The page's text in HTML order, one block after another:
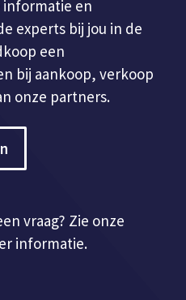
en
experts bij jou in de
een
bij aankoop, verkoop
onze partners.
vraag? Zie onze
informatie.